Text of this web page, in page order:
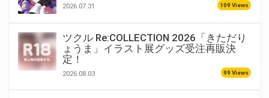
2026.07.31 109 Views
ツクル Re:COLLECTION 2026「きただり
ょうま」イラスト展グッズ受注再販決
定！
2026.08.03 99 Views